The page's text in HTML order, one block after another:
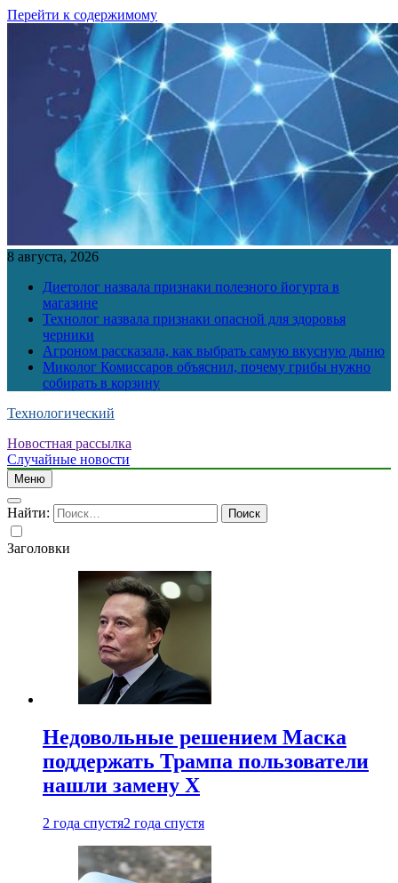
Перейти к содержимому
8 августа, 2026
Диетолог назвала признаки полезного йогурта в
магазине
Технолог назвала признаки опасной для здоровья
черники
Агроном рассказала, как выбрать самую вкусную дыню
Миколог Комиссаров объяснил, почему грибы нужно
собирать в корзину
Технологический
Новостная рассылка
Случайные новости
Меню
Найти:
Заголовки
Недовольные решением Маска
поддержать Трампа пользователи
нашли замену X
2 года спустя2 года спустя